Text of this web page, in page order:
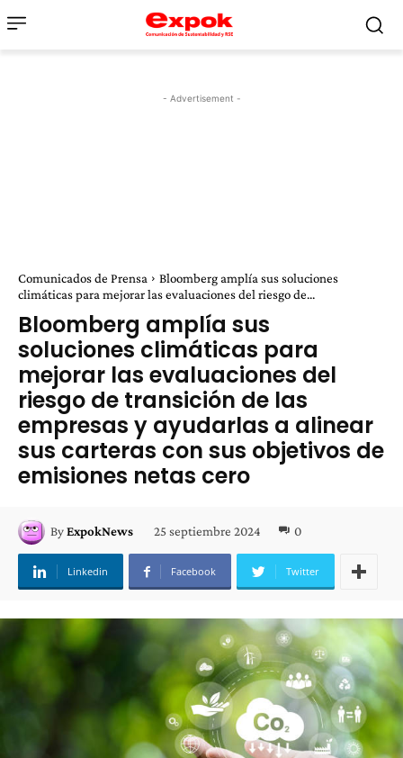
- Advertisement -
Comunicados de Prensa
Bloomberg amplía sus soluciones
climáticas para mejorar las evaluaciones del riesgo de...
Bloomberg amplía sus
soluciones climáticas para
mejorar las evaluaciones del
riesgo de transición de las
empresas y ayudarlas a alinear
sus carteras con sus objetivos de
emisiones netas cero
ByExpokNews 25 septiembre 2024 0
Linkedin Facebook Twitter